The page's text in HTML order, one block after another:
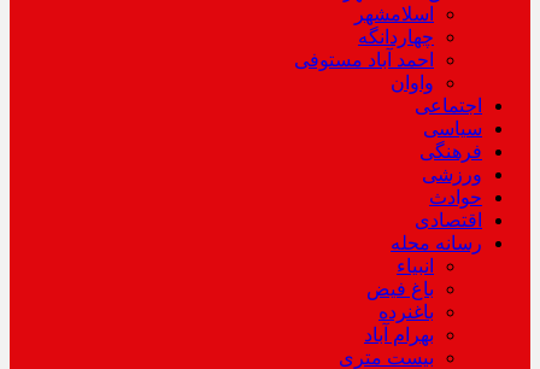
اسلامشهر
چهاردانگه
احمد آباد مستوفی
واوان
اجتماعی
سیاسی
فرهنگی
ورزشی
حوادث
اقتصادی
رسانه محله
انبیاء
باغ فیض
باغنرده
بهرام آباد
بیست متری